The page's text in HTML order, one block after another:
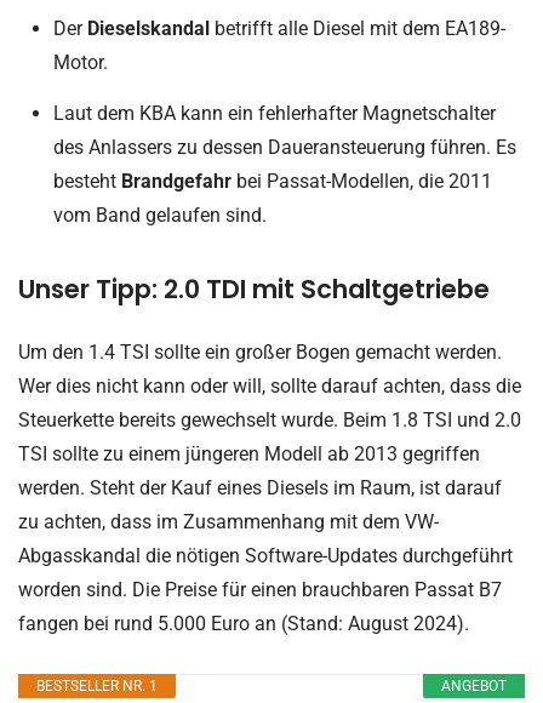
Der Dieselskandal betrifft alle Diesel mit dem EA189-
Motor.
Laut dem KBA kann ein fehlerhafter Magnetschalter
des Anlassers zu dessen Daueransteuerung führen. Es
besteht Brandgefahr bei Passat-Modellen, die 2011
vom Band gelaufen sind.
Unser Tipp: 2.0 TDI mit Schaltgetriebe
Um den 1.4 TSI sollte ein großer Bogen gemacht werden.
Wer dies nicht kann oder will, sollte darauf achten, dass die
Steuerkette bereits gewechselt wurde. Beim 1.8 TSI und 2.0
TSI sollte zu einem jüngeren Modell ab 2013 gegriffen
werden. Steht der Kauf eines Diesels im Raum, ist darauf
zu achten, dass im Zusammenhang mit dem VW-
Abgasskandal die nötigen Software-Updates durchgeführt
worden sind. Die Preise für einen brauchbaren Passat B7
fangen bei rund 5.000 Euro an (Stand: August 2024).
ANGEBOT
BESTSELLER NR. 1